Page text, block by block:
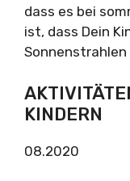
dass es bei
ist, dass Dein
KINDERN
08.2020